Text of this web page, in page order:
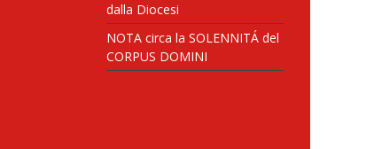
dalla Diocesi
NOTA circa la SOLENNITÁ del
CORPUS DOMINI